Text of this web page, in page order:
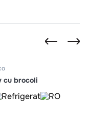
cu brocoli